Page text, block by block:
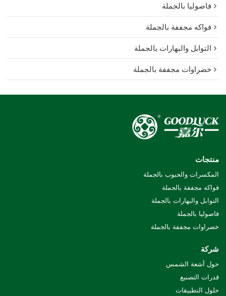
فاصوليا بالجملة
فواكه مجففة بالجملة
التوابل والبهارات بالجملة
خضراوات مجففة بالجملة
منتجات
المكسرات والحبوب بالجملة
فواكه مجففة بالجملة
التوابل والبهارات بالجملة
فاصوليا بالجملة
خضراوات مجففة بالجملة
شركة
حول أشعة الشمس
قدرات التصنيع
حلول التطبيقات